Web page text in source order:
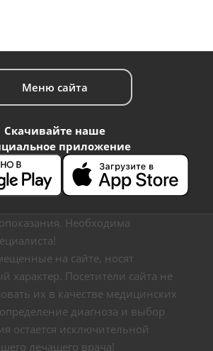
Меню сайта
Скачивайте наше
приложение
Необходима
на сайте, носят
Посетители сайта не
их в качестве медицинских
диагноза и выбор
остается исключительной
лечащего врача!